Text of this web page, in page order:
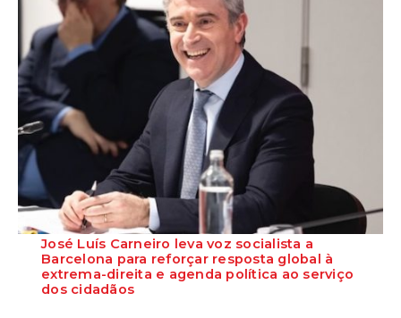
José Luís Carneiro leva voz socialista a
Barcelona para reforçar resposta global à
extrema-direita e agenda política ao serviço
dos cidadãos